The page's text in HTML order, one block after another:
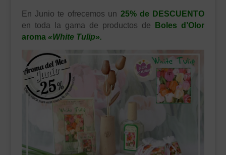
En Junio te ofrecemos un 25% de DESCUENTO
en toda la gama de productos de
Boles d’Olor
aroma «White Tulip».